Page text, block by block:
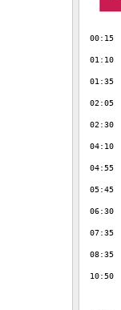
00:15
01:10
01:35
02:05
02:30
04:10
04:55
05:45
06:30
07:35
08:35
10:50